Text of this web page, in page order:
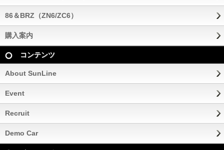
86＆BRZ（ZN6/ZC6）
購入案内
コンテンツ
About SunLine
Event
Recruit
Demo Car